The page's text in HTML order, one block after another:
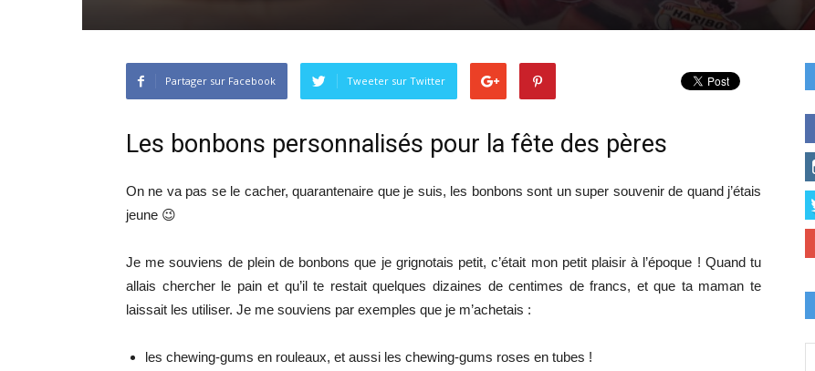
Partager sur Facebook Tweeter sur Twitter
Les bonbons personnalisés pour la fête des pères
On ne va pas se le cacher, quarantenaire que je suis, les bonbons sont un super souvenir de quand j’étais
jeune 😉
Je me souviens de plein de bonbons que je grignotais petit, c’était mon petit plaisir à l’époque ! Quand tu
allais chercher le pain et qu’il te restait quelques dizaines de centimes de francs, et que ta maman te
laissait les utiliser. Je me souviens par exemples que je m’achetais :
les chewing-gums en rouleaux, et aussi les chewing-gums roses en tubes !